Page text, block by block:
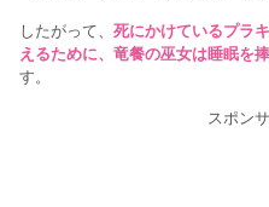
したがって、 死にかけているプラ
えるために、竜餐の巫女は睡眠を
す。
スポン